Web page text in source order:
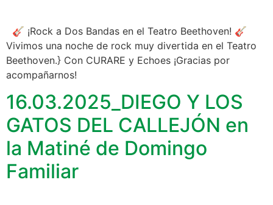
🎸 ¡Rock a Dos Bandas en el Teatro Beethoven! 🎸
Vivimos una noche de rock muy divertida en el Teatro
Beethoven.} Con CURARE y Echoes ¡Gracias por
acompañarnos!
16.03.2025_DIEGO Y LOS
GATOS DEL CALLEJÓN en
la Matiné de Domingo
Familiar